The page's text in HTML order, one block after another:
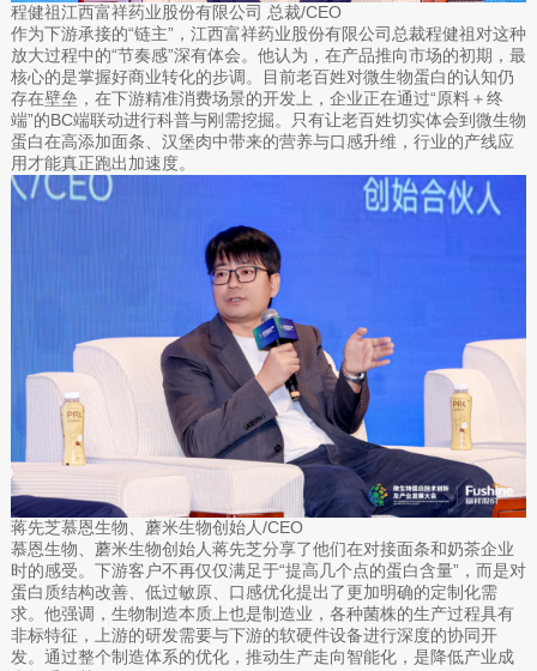
程健祖江西富祥药业股份有限公司 总裁/CEO
作为下游承接的“链主”，江西富祥药业股份有限公司总裁程健祖对这种
放大过程中的“节奏感”深有体会。他认为，在产品推向市场的初期，最
核心的是掌握好商业转化的步调。目前老百姓对微生物蛋白的认知仍
存在壁垒，在下游精准消费场景的开发上，企业正在通过“原料＋终
端”的BC端联动进行科普与刚需挖掘。只有让老百姓切实体会到微生物
蛋白在高添加面条、汉堡肉中带来的营养与口感升维，行业的产线应
用才能真正跑出加速度。
蒋先芝慕恩生物、蘑米生物创始人/CEO
慕恩生物、蘑米生物创始人蒋先芝分享了他们在对接面条和奶茶企业
时的感受。下游客户不再仅仅满足于“提高几个点的蛋白含量”，而是对
蛋白质结构改善、低过敏原、口感优化提出了更加明确的定制化需
求。他强调，生物制造本质上也是制造业，各种菌株的生产过程具有
非标特征，上游的研发需要与下游的软硬件设备进行深度的协同开
发。通过整个制造体系的优化，推动生产走向智能化，是降低产业成